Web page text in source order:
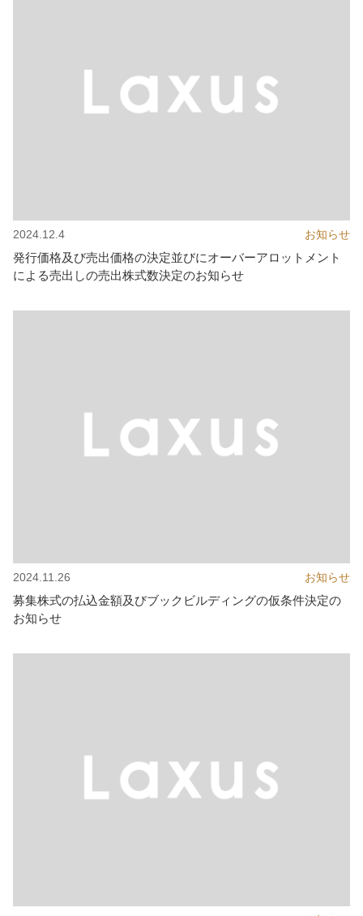
2024.12.4 お知らせ
発行価格及び売出価格の決定並びにオーバーアロットメント
による売出しの売出株式数決定のお知らせ
2024.11.26 お知らせ
募集株式の払込金額及びブックビルディングの仮条件決定の
お知らせ